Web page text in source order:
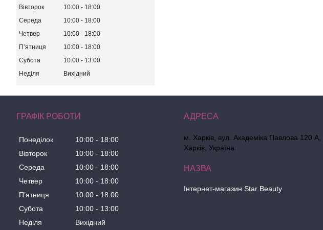
Вівторок
10:00
18:00
Середа
10:00
18:00
Четвер
10:00
18:00
Пʼятниця
10:00
18:00
Субота
10:00
13:00
Неділя
Вихідний
ГРАФІК РОБОТИ
Понеділок 10:00
18:00
Вівторок
10:00
18:00
Середа
10:00
18:00
Четвер
10:00
18:00
Пʼятниця
10:00
18:00
Субота
10:00
13:00
Неділя
Вихідний
м. Харків, вул. Академіка Павлова 120 А,
Харків, Україна
Інтернет-магазин Star Beauty